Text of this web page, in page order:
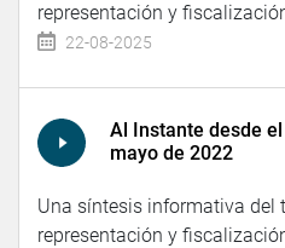
representación y
22-08-2025
Al Instante desde
mayo de 2022
Una síntesis informativa del
representación y